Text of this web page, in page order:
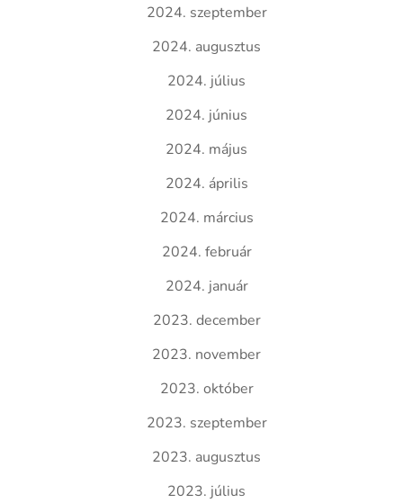
2024. szeptember
2024. augusztus
2024. július
2024. június
2024. május
2024. április
2024. március
2024. február
2024. január
2023. december
2023. november
2023. október
2023. szeptember
2023. augusztus
2023. július